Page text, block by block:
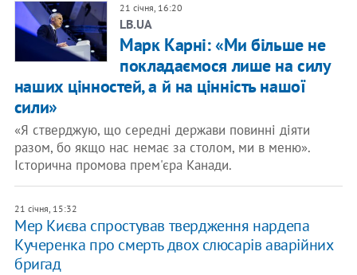
21 січня, 16:20
LB.UA
​Марк Карні: «Ми більше не
покладаємося лише на силу
наших цінностей, а й на цінність нашої
сили»
«Я стверджую, що середні держави повинні діяти
разом, бо якщо нас немає за столом, ми в меню».
Історична промова прем'єра Канади.
21 січня, 15:32
Мер Києва спростував твердження нардепа
Кучеренка про смерть двох слюсарів аварійних
бригад